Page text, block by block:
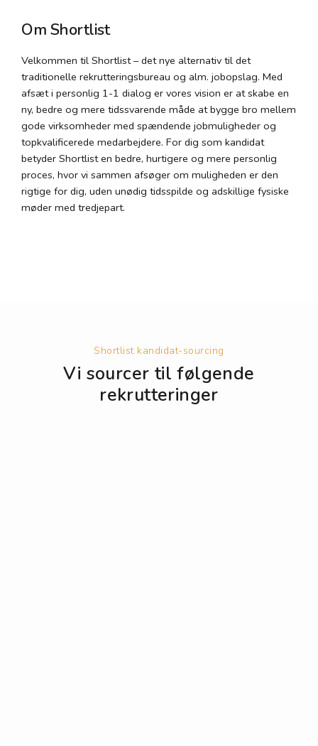
Om Shortlist
Velkommen til Shortlist – det nye alternativ til det
traditionelle rekrutteringsbureau og alm. jobopslag. Med
afsæt i personlig 1-1 dialog er vores vision er at skabe en
ny, bedre og mere tidssvarende måde at bygge bro mellem
gode virksomheder med spændende jobmuligheder og
topkvalificerede medarbejdere. For dig som kandidat
betyder Shortlist en bedre, hurtigere og mere personlig
proces, hvor vi sammen afsøger om muligheden er den
rigtige for dig, uden unødig tidsspilde og adskillige fysiske
møder med tredjepart.
Shortlist kandidat-sourcing
Vi sourcer til følgende
rekrutteringer